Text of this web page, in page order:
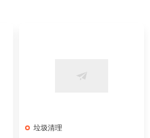
垃圾清理